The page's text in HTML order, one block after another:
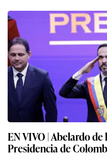
EN VIVO | Abelardo
Presidencia de